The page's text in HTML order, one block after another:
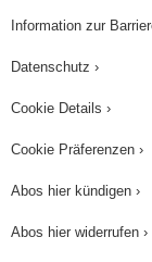
Information zur
Datenschutz ›
Cookie Details ›
Cookie Präferenzen ›
Abos hier kündigen ›
Abos hier widerrufen ›